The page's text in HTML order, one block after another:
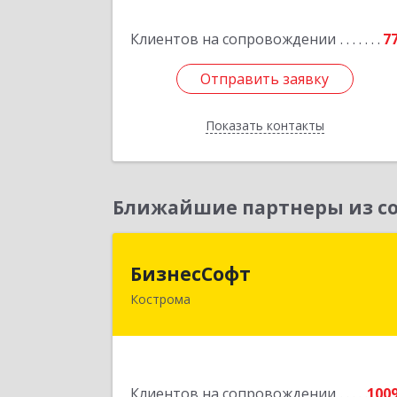
Клиентов на сопровождении
Отправить заявку
Показать контакты
Отправить заявку
Назад
Ближайшие партнеры из
БизнесСофт
Кострома
156016, Костромская обл, Кострома г,